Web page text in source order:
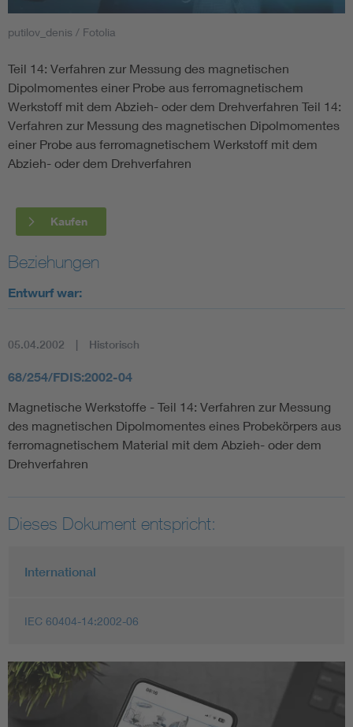
Smart Cities
DKE Fachinformationen im Kontext der Normung
Blitzschutz: DIN EN 62305 in der Übersicht
Circular Economy für mehr Ressourceneffizienz
Cybersecurity in der Industrieautomatisierung
Elektrofachkraft (EFK)
putilov_denis / Fotolia
Teil 14: Verfahren zur Messung des magnetischen
Dipolmomentes einer Probe aus ferromagnetischem
Werkstoff mit dem Abzieh- oder dem Drehverfahren Teil 14:
Verfahren zur Messung des magnetischen Dipolmomentes
einer Probe aus ferromagnetischem Werkstoff mit dem
Abzieh- oder dem Drehverfahren
Kaufen
Beziehungen
Entwurf war:
05.04.2002 Historisch
68/254/FDIS:2002-04
Magnetische Werkstoffe - Teil 14: Verfahren zur Messung
des magnetischen Dipolmomentes eines Probekörpers aus
ferromagnetischem Material mit dem Abzieh- oder dem
Drehverfahren
Dieses Dokument entspricht:
International
IEC 60404-14:2002-06